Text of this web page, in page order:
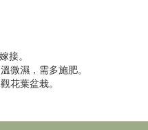
接。
濕，需多施肥。
花葉盆栽。